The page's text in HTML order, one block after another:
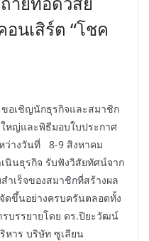
นเสิร์ต “โชค
ขอเชิญนักธุรกิจและสมาชิก
หญ่และพิธีมอบใบประกาศ
ว่างวันที่ 8-9 สิงหาคม
นินธุรกิจ รับฟังวิสัยทัศน์จาก
ำเร็จของสมาชิกที่สร้างผล
ดขึ้นอย่างครบครันตลอดทั้ง
บรรยายโดย ดร.ปิยะวัฒน์
หาร บริษัท ซูเลียน